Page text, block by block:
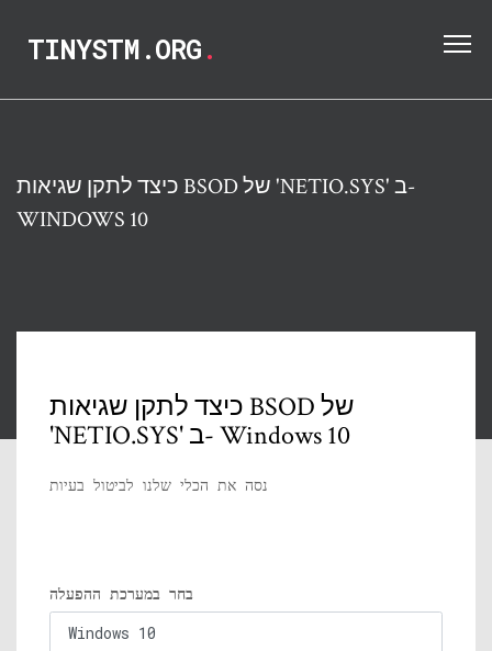
TINYSTM.ORG.
כיצד לתקן שגיאות BSOD של 'NETIO.SYS' ב-
WINDOWS 10
כיצד לתקן שגיאות BSOD של
'NETIO.SYS' ב- Windows 10
נסה את הכלי שלנו לביטול בעיות
בחר במערכת ההפעלה